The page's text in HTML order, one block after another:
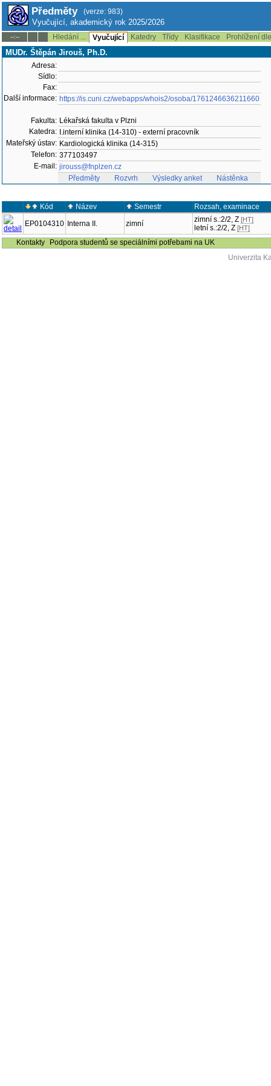
Předměty (verze: 983)
Vyučující, akademický rok 2025/2026
--:-- Hledání ... Vyučující Katedry Třídy Klasifikace Prohlížení
MUDr. Štěpán Jirouš, Ph.D.
Adresa:
Sídlo:
Fax:
Další informace: https://is.cuni.cz/webapps/whois2/osoba/1761246636211660
Fakulta: Lékařská fakulta v Plzni
Katedra: I.interní klinika (14-310) - externí pracovník
Mateřský ústav: Kardiologická klinika (14-315)
Telefon: 377103497
E-mail: jirouss@fnplzen.cz
Předměty
Rozvrh Výsledky anket Nástěnka
Kód Název Semestr
Rozsah, examinace
EP0104310 Interna II. zimní zimní s.:2/2, Z [HT]
letní s.:2/2, Z [HT]
Kontakty
Podpora studentů se speciálními potřebami na UK
Univerzita